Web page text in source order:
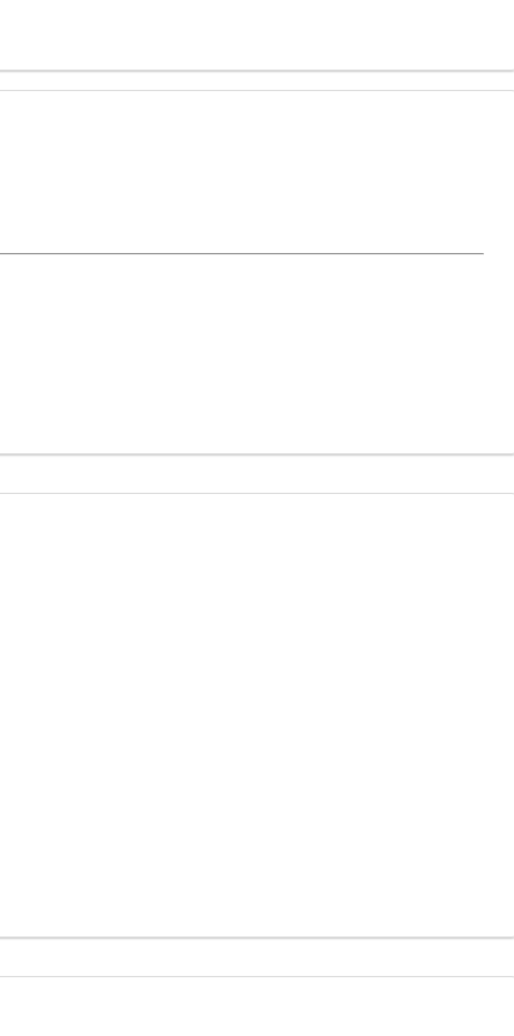
m2. Comprenant un appartement d' environ 123 m2, un
RSAC de NIORT sous le numéro 995185576